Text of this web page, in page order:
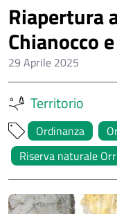
Riapertura
Chianocco
29 Aprile 2025
Territorio
Ordinanza
Riserva naturale